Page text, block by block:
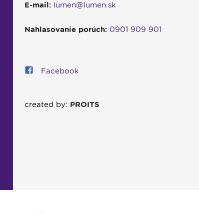
E-mail: lumen@lumen.sk
Nahlasovanie porúch: 0901 909 901
Facebook
created by: PROITS